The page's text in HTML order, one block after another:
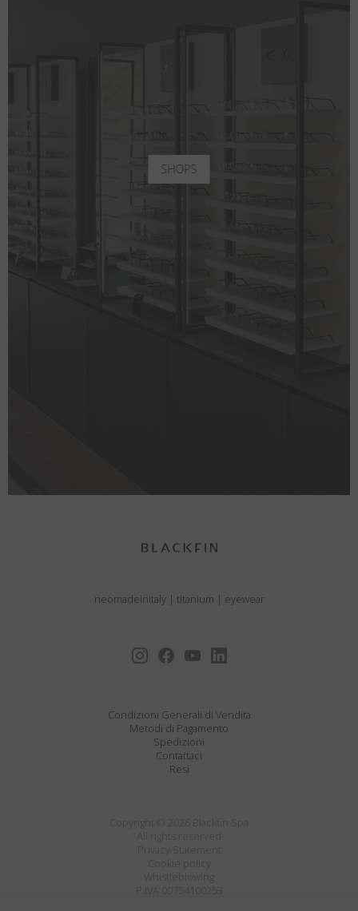
SHOPS
neomadeinitaly | titanium | eyewear
Condizioni Generali di Vendita
Metodi di Pagamento
Spedizioni
Contattaci
Resi
Privacy Statement